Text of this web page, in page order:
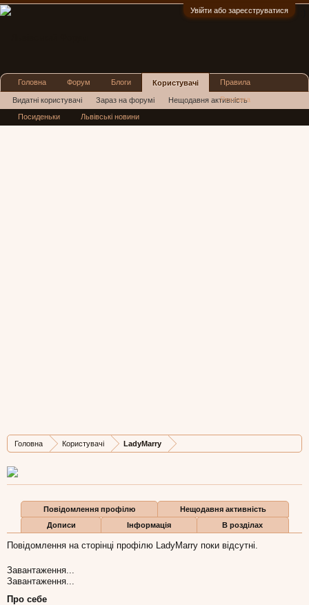
Увійти або зареєструватися
Головна Користувачі LadyMarry
Дописів
9
Карма
0
Бали
1
Повідомлення профілю
Нещодавня активність
Дописи
Інформація В розділах
Повідомлення на сторінці профілю LadyMarry поки відсутні.
Завантаження...
Завантаження...
Про себе
Головна Форум Блоги Користувачі
Видатні користувачі Зараз на форумі Нещодавня активність
Нові повідомлення профілю
Правила
Реклама
Посиденьки Львівські новини